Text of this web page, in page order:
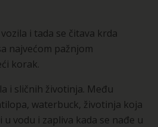
i tada se čitava krda
najvećom pažnjom
korak.
i sličnih životinja. Među
waterbuck, životinja koja
vodu i zapliva kada se nađe u